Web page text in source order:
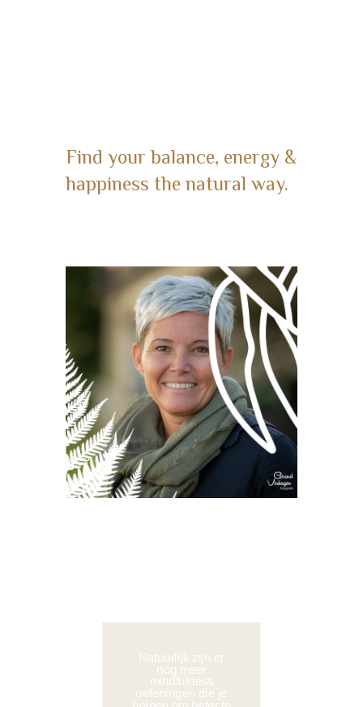
Find your balance, energy &
happiness the natural way.
Natuurlijk zijn er
nog meer
mindfulness
oefeningen die je